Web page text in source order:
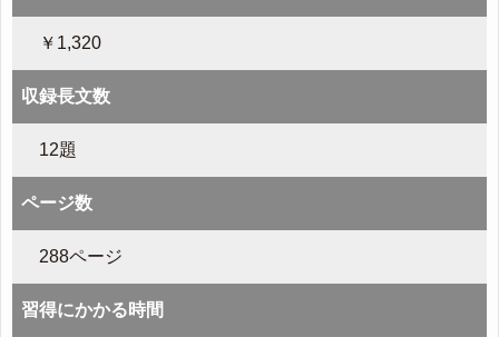
￥1,320
収録長文数
12題
ページ数
288ページ
習得にかかる時間